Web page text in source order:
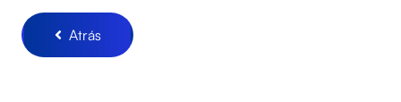
Atrás